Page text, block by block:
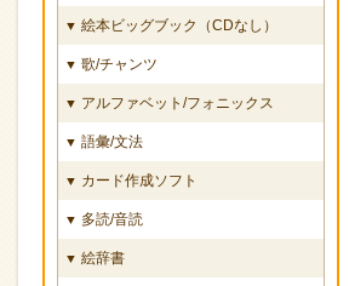
▼ 絵本ビッグブック（CDなし）
▼ 歌/チャンツ
▼ アルファベット/フォニックス
▼ 語彙/文法
▼ カード作成ソフト
▼ 多読/音読
▼ 絵辞書